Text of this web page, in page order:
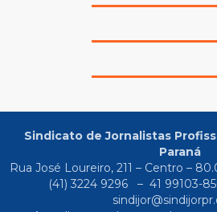
Sindicato de Jornalistas
Paraná
Rua José Loureiro, 211 – Centro –
(41) 3224 9296
– 41 99103-